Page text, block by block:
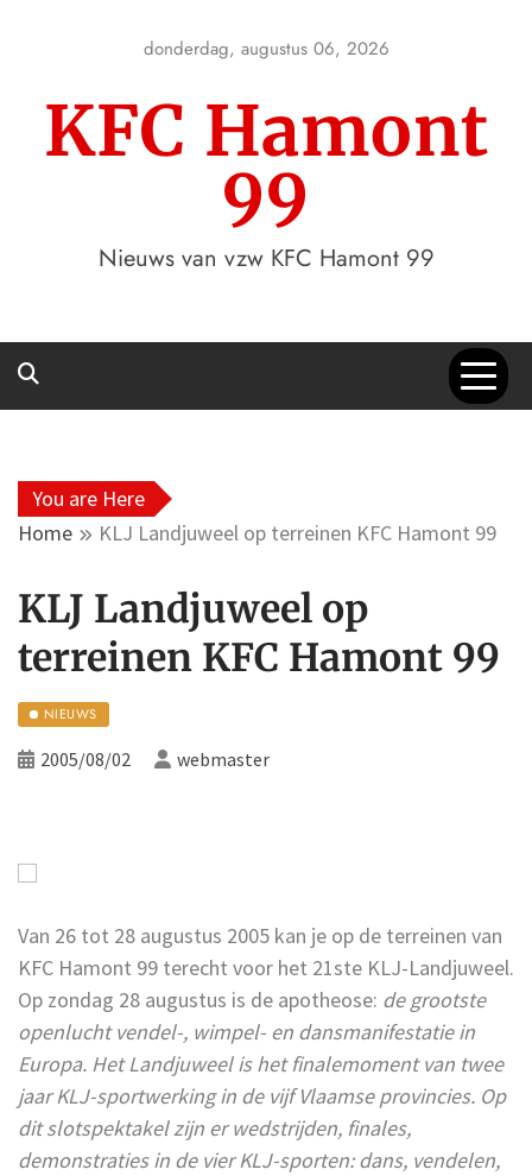
donderdag, augustus 06, 2026
KFC Hamont
99
Nieuws van vzw KFC Hamont 99
You are Here
Home
KLJ Landjuweel op terreinen KFC Hamont 99
KLJ Landjuweel op
terreinen KFC Hamont 99
NIEUWS
2005/08/02 webmaster
Van 26 tot 28 augustus 2005 kan je op de terreinen van
KFC Hamont 99 terecht voor het 21ste KLJ-Landjuweel.
Op zondag 28 augustus is de apotheose: de grootste
openlucht vendel-, wimpel- en dansmanifestatie in
Europa. Het Landjuweel is het finalemoment van twee
jaar KLJ-sportwerking in de vijf Vlaamse provincies. Op
dit slotspektakel zijn er wedstrijden, finales,
demonstraties in de vier KLJ-sporten: dans, vendelen,